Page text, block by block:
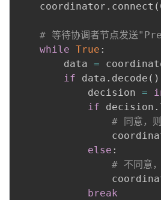
    coordinator
. connect (
# 等待协调者节点发送
while True :
        data
=
if data . decode ( )
            decision
=
if decision .
# 同意，
else :
# 不同意
break